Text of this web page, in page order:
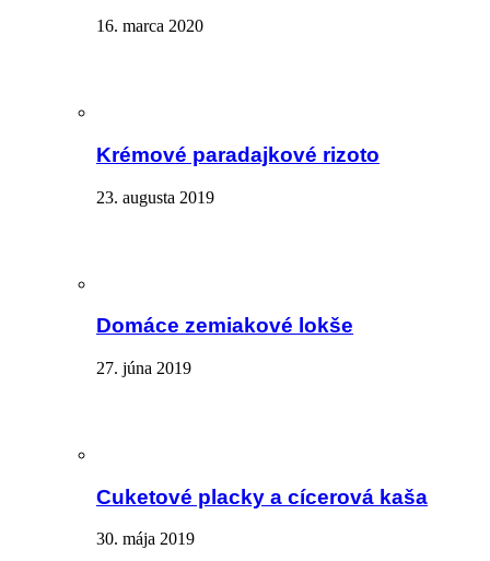
16. marca 2020
Krémové paradajkové rizoto
23. augusta 2019
Domáce zemiakové lokše
27. júna 2019
Cuketové placky a cícerová kaša
30. mája 2019